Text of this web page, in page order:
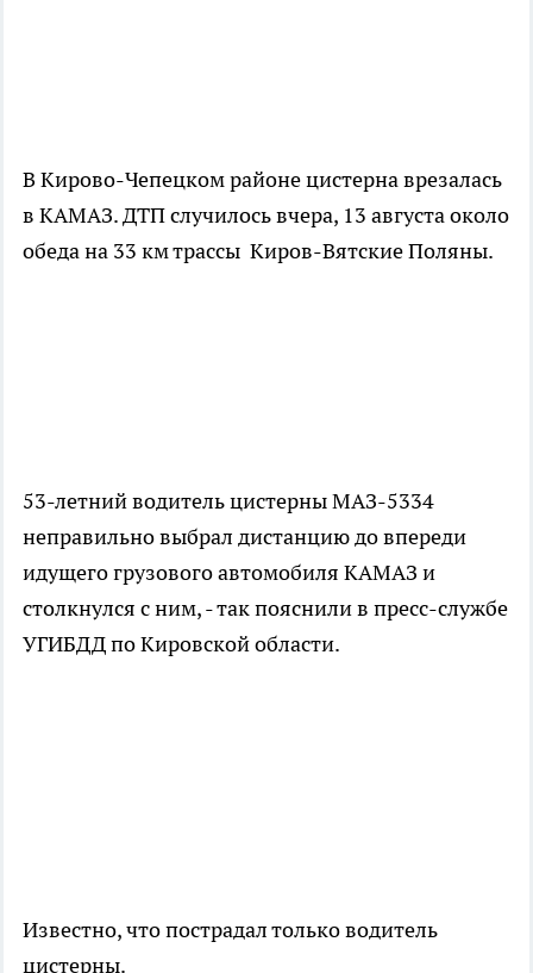
В Кирово-Чепецком районе цистерна врезалась
в КАМАЗ. ДТП случилось вчера, 13 августа около
обеда на 33 км трассы Киров-Вятские Поляны.
53-летний водитель цистерны МАЗ-5334
неправильно выбрал дистанцию до впереди
идущего грузового автомобиля КАМАЗ и
столкнулся с ним, - так пояснили в пресс-службе
УГИБДД по Кировской области.
Известно, что пострадал только водитель
цистерны.